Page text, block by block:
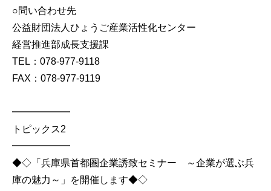
○問い合わせ先
公益財団法人ひょうご産業活性化センター
経営推進部成長支援課
TEL：078-977-9118
FAX：078-977-9119
━━━━━━
トピックス2
━━━━━━
◆◇「兵庫県首都圏企業誘致セミナー ～企業が選ぶ兵
庫の魅力～」を開催します◆◇